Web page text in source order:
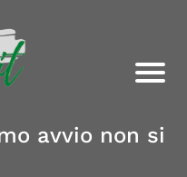
avvio non si